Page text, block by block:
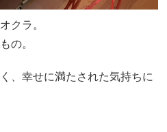
クラ。
の。
、幸せに満たされた気持ちに